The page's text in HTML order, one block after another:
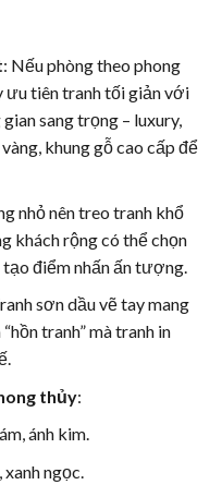
: Nếu phòng theo phong
ưu tiên tranh tối giản với
sang trọng – luxury,
khung gỗ cao cấp để
nhỏ nên treo tranh khổ
khách rộng có thể chọn
điểm nhấn ấn tượng.
sơn dầu vẽ tay mang
tranh” mà tranh in
thủy:
ánh kim.
xanh ngọc.